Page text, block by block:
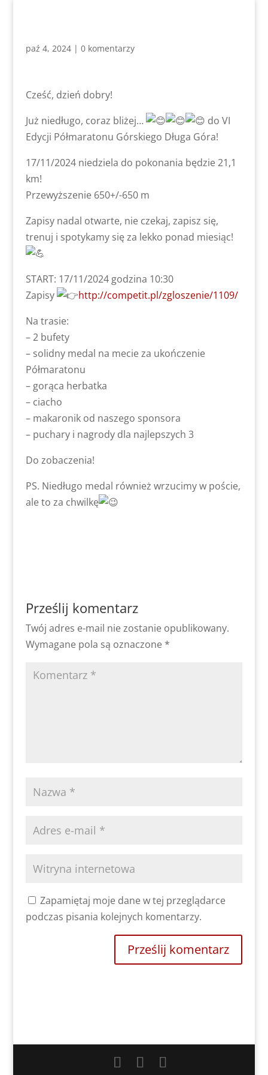
paź 4, 2024| 0 komentarzy
Cześć, dzień dobry!
Już niedługo, coraz bliżej…
do VI
Edycji Półmaratonu Górskiego Długa Góra!
17/11/2024 niedziela do pokonania będzie 21,1
km!
Przewyższenie 650+/-650 m
Zapisy nadal otwarte, nie czekaj, zapisz się,
trenuj i spotykamy się za lekko ponad miesiąc!
START: 17/11/2024 godzina 10:30
Zapisy
http://competit.pl/zgloszenie/1109/
Na trasie:
– 2 bufety
– solidny medal na mecie za ukończenie
Półmaratonu
– gorąca herbatka
– ciacho
– makaronik od naszego sponsora
– puchary i nagrody dla najlepszych 3
Do zobaczenia!
PS. Niedługo medal również wrzucimy w poście,
ale to za chwilkę
Prześlij komentarz
Twój adres e-mail nie zostanie opublikowany.
Wymagane pola są oznaczone *
Zapamiętaj moje dane w tej przeglądarce
podczas pisania kolejnych komentarzy.